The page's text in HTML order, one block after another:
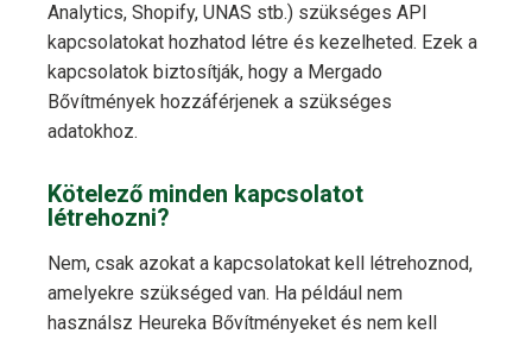
Analytics, Shopify, UNAS stb.) szükséges API
kapcsolatokat hozhatod létre és kezelheted. Ezek a
kapcsolatok biztosítják, hogy a Mergado
Bővítmények hozzáférjenek a szükséges
adatokhoz.
Kötelező minden kapcsolatot
létrehozni?
Nem, csak azokat a kapcsolatokat kell létrehoznod,
amelyekre szükséged van. Ha például nem
használsz Heureka Bővítményeket és nem kell